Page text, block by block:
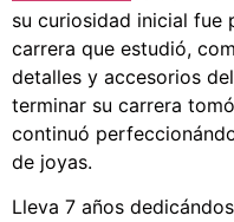
su curiosidad inicial fue
carrera que estudió,
detalles y accesorios
terminar su carrera
continuó
de joyas.
Lleva 7 años